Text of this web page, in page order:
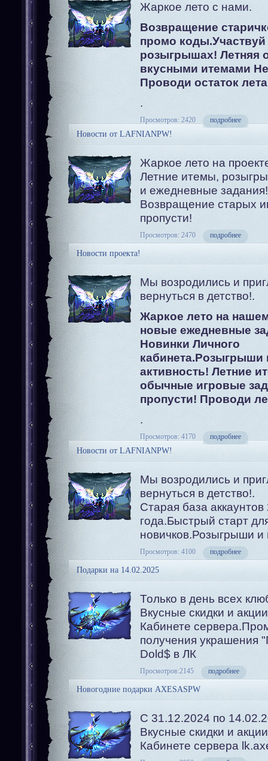
Жаркое лето с нами.
Возвращение
промо коды.Участвуй
розыгрышах! Летняя
вкусными итемами
Проводи остаток
.
Просмотров: 2420 подробнее
Новости от LAFNIANPW!
Жаркое лето на
Летние итемы,
и ежедневные задания!
Возвращение старых
пропусти!
Просмотров: 2470 подробнее
Новости проекта!
Мы возродились и
вернуться в детство!.
Жаркое лето на
новые ежедневные
Новинки Личного
кабинета.Розыгрыши
активность! Летние
обычные игровые
пропусти! Проводи
.
Просмотров: 4170 подробнее
Новости от LAFNIANPW!
Мы возродились и
вернуться в детство!.
Старая база аккаунтов
года.Быстрый старт
новичков.Розыгрыши и
Просмотров: 4100 подробнее
Подарки на 14.02.2025
Только в день всех
Вкусные скидки и
Кабинете
получения украшения
Dold$ в ЛК
Просмотров:2145 подробнее
Новогодние подарки AXESASPW
С 31.12.2024 по
Вкусные скидки и
Кабинете сервера